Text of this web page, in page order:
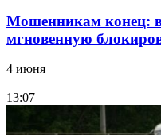
Мошенникам конец: в
мгновенную
4 июня
13:07